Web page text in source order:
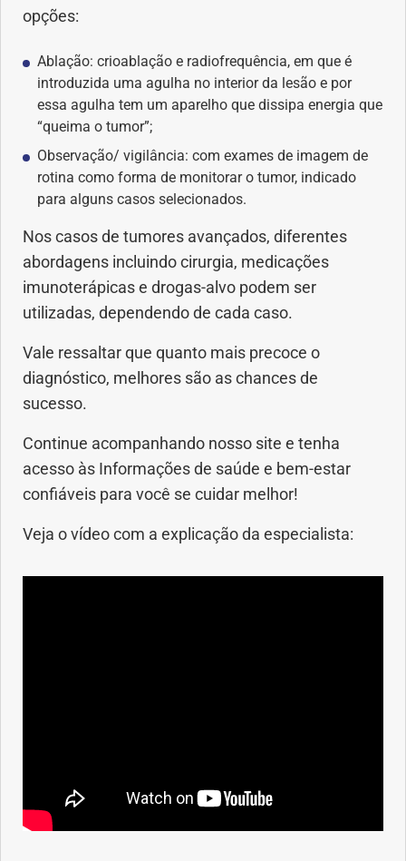
opções:
Ablação: crioablação e radiofrequência, em que é
introduzida uma agulha no interior da lesão e por
essa agulha tem um aparelho que dissipa energia que
“queima o tumor”;
Observação/ vigilância: com exames de imagem de
rotina como forma de monitorar o tumor, indicado
para alguns casos selecionados.
Nos casos de tumores avançados, diferentes
abordagens incluindo cirurgia, medicações
imunoterápicas e drogas-alvo podem ser
utilizadas, dependendo de cada caso.
Vale ressaltar que quanto mais precoce o
diagnóstico, melhores são as chances de
sucesso.
Continue acompanhando nosso site e tenha
acesso às Informações de saúde e bem-estar
confiáveis para você se cuidar melhor!
Veja o vídeo com a explicação da especialista: